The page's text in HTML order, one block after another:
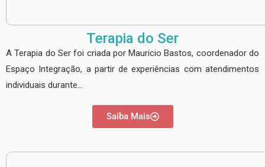
Terapia do Ser
A Terapia do Ser foi criada por Mauricio Bastos, coordenador do
Espaço Integração, a partir de experiências com atendimentos
individuais durante…
Saiba Mais